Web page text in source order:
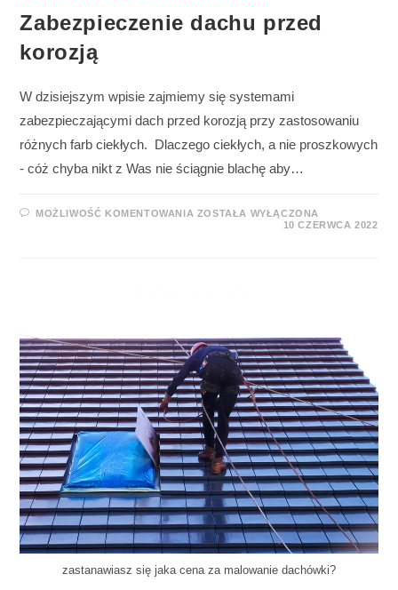
Zabezpieczenie dachu przed
korozją
W dzisiejszym wpisie zajmiemy się systemami
zabezpieczającymi dach przed korozją przy zastosowaniu
różnych farb ciekłych. Dlaczego ciekłych, a nie proszkowych
- cóż chyba nikt z Was nie ściągnie blachę aby…
MOŻLIWOŚĆ KOMENTOWANIA ZOSTAŁA WYŁĄCZONA
10 CZERWCA 2022
zastanawiasz się jaka cena za malowanie dachówki?